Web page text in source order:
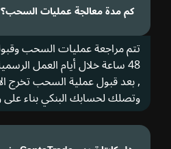
كم مدة معالجة عمليات السحب؟
48 ساعة خلال أيام العمل
, بعد قبول عملية السحب تخرج
وتصلك لحسابك البنكي بناء